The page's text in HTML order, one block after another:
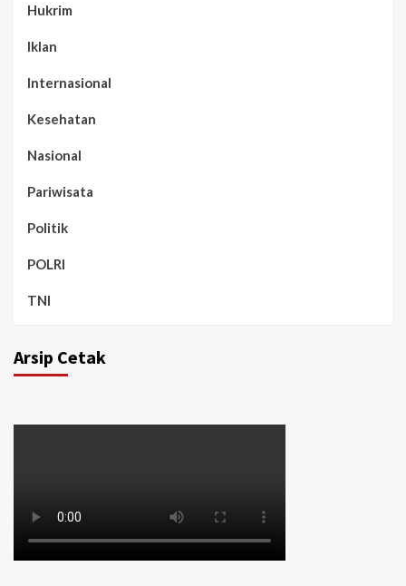
Hukrim
Iklan
Internasional
Kesehatan
Nasional
Pariwisata
Politik
POLRI
TNI
Arsip Cetak